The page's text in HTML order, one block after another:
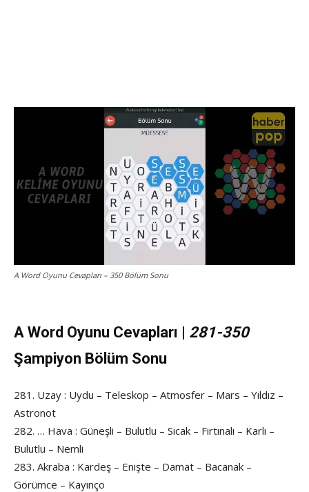
A Word Oyunu Cevapları – 350 Bölüm Sonu
A Word Oyunu Cevapları | 281-350
Şampiyon Bölüm Sonu
281. Uzay : Uydu – Teleskop – Atmosfer – Mars – Yıldız –
Astronot
282. … Hava : Güneşli – Bulutlu – Sıcak – Fırtınalı – Karlı –
Bulutlu – Nemli
283. Akraba : Kardeş – Enişte – Damat – Bacanak –
Görümce – Kayınço